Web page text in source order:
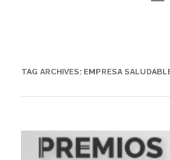
TAG ARCHIVES: EMPRESA